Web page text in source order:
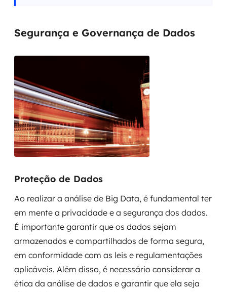
Segurança e Governança de Dados
Proteção de Dados
Ao realizar a análise de Big Data, é fundamental ter
em mente a privacidade e a segurança dos dados.
É importante garantir que os dados sejam
armazenados e compartilhados de forma segura,
em conformidade com as leis e regulamentações
aplicáveis. Além disso, é necessário considerar a
ética da análise de dados e garantir que ela seja